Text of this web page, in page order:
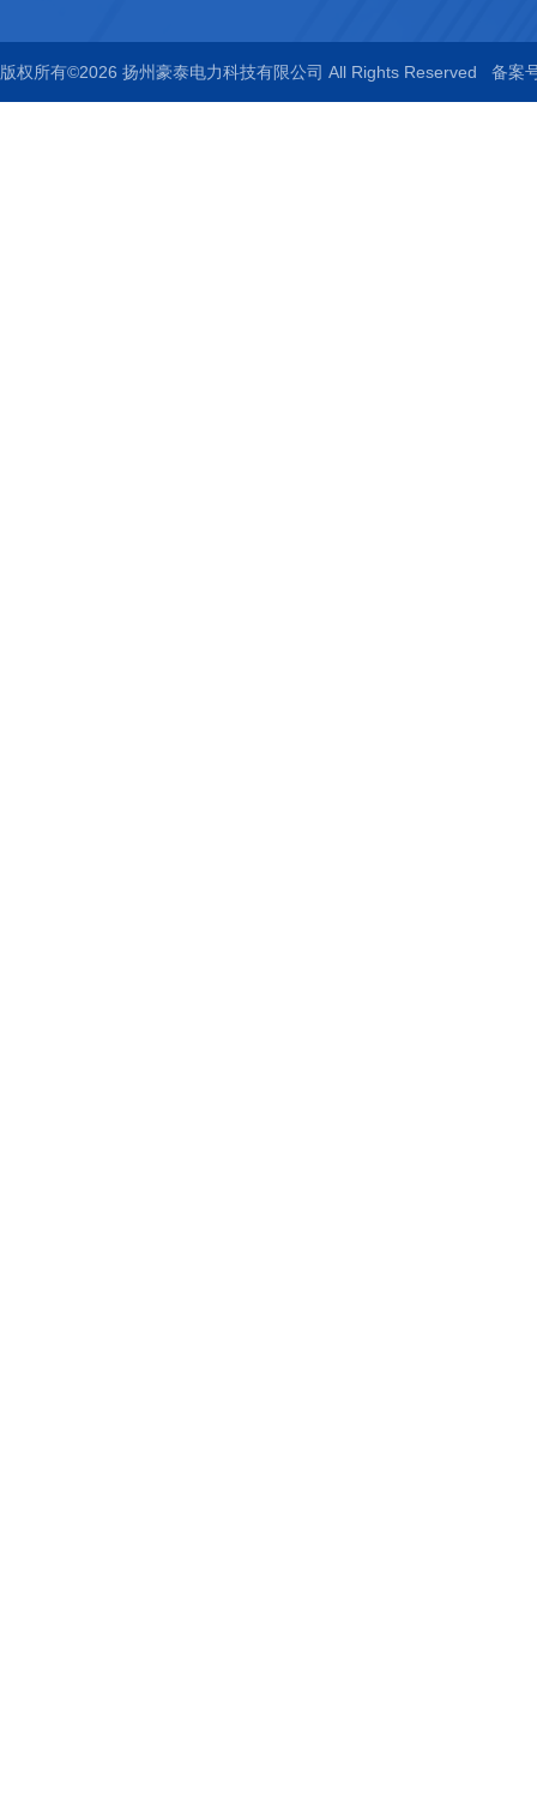
版权所有©2026 扬州豪泰电力科技有限公司 All Rights Reserved 备案